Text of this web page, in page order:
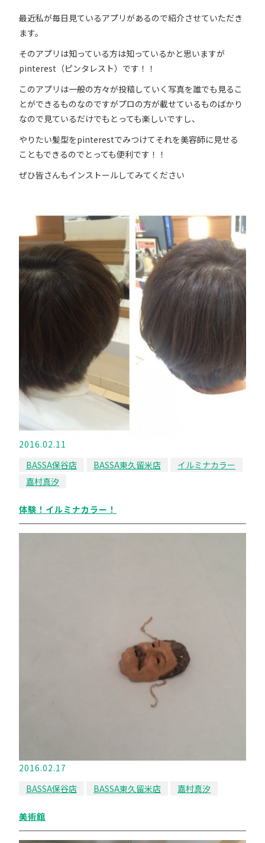
最近私が毎日見ているアプリがあるので紹介させていただき
ます。
そのアプリは知っている方は知っているかと思いますが
pinterest（ピンタレスト）です！！
このアプリは一般の方々が投稿していく写真を誰でも見るこ
とができるものなのですがプロの方が載せているものばかり
なので見ているだけでもとっても楽しいですし、
やりたい髪型をpinterestでみつけてそれを美容師に見せる
こともできるのでとっても便利です！！
ぜひ皆さんもインストールしてみてください
2016.02.11
BASSA保谷店
BASSA東久留米店
イルミナカラー
嘉村真汐
体験！イルミナカラー！
2016.02.17
BASSA保谷店
BASSA東久留米店 嘉村真汐
美術館